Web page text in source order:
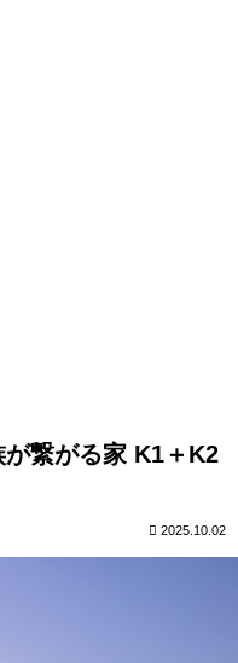
繋がる家 K1＋K2
2025.10.02